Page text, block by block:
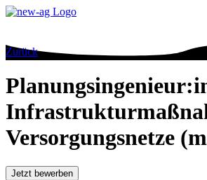
Zurück
Versorgungsnetze
Jetzt bewerben